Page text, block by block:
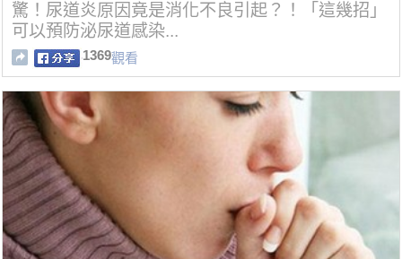
驚！尿道炎原因竟是消化不良引起？！「這幾招」
可以預防泌尿道感染...
1369觀看